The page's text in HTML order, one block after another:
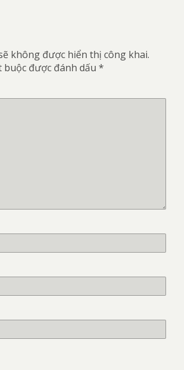
không được hiển thị công khai.
được đánh dấu *